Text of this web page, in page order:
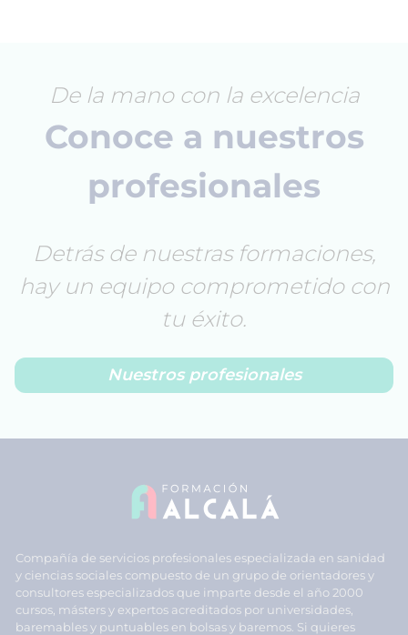
De la mano con la excelencia
Conoce a nuestros
profesionales
Detrás de nuestras formaciones,
hay un equipo comprometido con
tu éxito.
Nuestros profesionales
Compañía de servicios profesionales especializada en sanidad
y ciencias sociales compuesto de un grupo de orientadores y
consultores especializados que imparte desde el año 2000
cursos, másters y expertos acreditados por universidades,
baremables y puntuables en bolsas y baremos. Si quieres